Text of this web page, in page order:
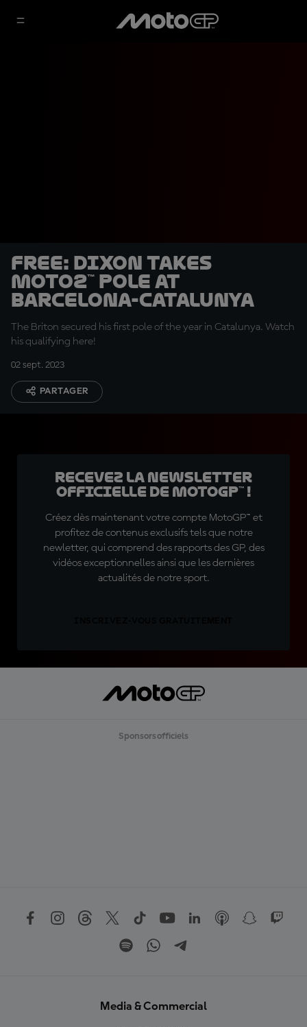
FREE: Dixon takes
Moto2™ pole at
Barcelona-Catalunya
The Briton secured his first pole of the year in Catalunya. Watch
his qualifying here!
02 sept. 2023
PARTAGER
Recevez la Newsletter
officielle de MotoGP™ !
Créez dès maintenant votre compte MotoGP™ et
profitez de contenus exclusifs tels que notre
newletter, qui comprend des rapports des GP, des
vidéos exceptionnelles ainsi que les dernières
actualités de notre sport.
Sponsors officiels
Media & Commercial